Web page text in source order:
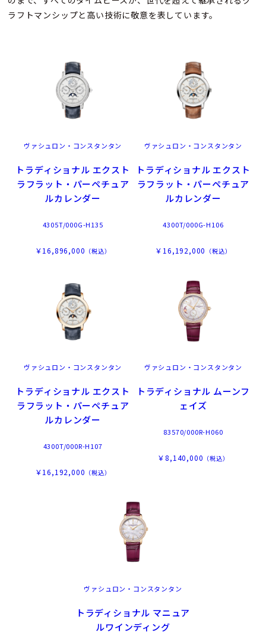
ラフトマンシップと高い技術に敬意を表しています。
ヴァシュロン・コンスタンタン
トラディショナル エクスト
ラフラット・パーペチュア
ルカレンダー
4305T/000G-H135
￥16,896,000 （税込）
ヴァシュロン・コンスタンタン
トラディショナル エクスト
ラフラット・パーペチュア
ルカレンダー
4300T/000G-H106
￥16,192,000 （税込）
ヴァシュロン・コンスタンタン
トラディショナル エクスト
ラフラット・パーペチュア
ルカレンダー
4300T/000R-H107
￥16,192,000 （税込）
ヴァシュロン・コンスタンタン
トラディショナル ムーンフ
ェイズ
83570/000R-H060
￥8,140,000 （税込）
ヴァシュロン・コンスタンタン
トラディショナル マニュア
ルワインディング